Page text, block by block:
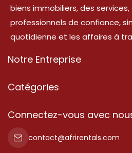
biens immobiliers, des
professionnels de confiance,
quotidienne et les affaires à
Notre Entreprise
À Propos
Conditions d'Utilisation
Catégories
Propriété
Propriété à vendre
Propriété à louer
Connectez-vous avec
contact@afrirentals.com